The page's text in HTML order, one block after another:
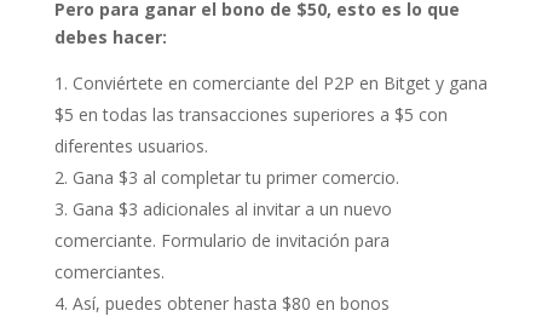
Pero para ganar el bono de $50, esto es lo que
debes hacer:
Conviértete en comerciante del P2P en Bitget y gana
$5 en todas las transacciones superiores a $5 con
diferentes usuarios.
Gana $3 al completar tu primer comercio.
Gana $3 adicionales al invitar a un nuevo
comerciante. Formulario de invitación para
comerciantes.
Así, puedes obtener hasta $80 en bonos